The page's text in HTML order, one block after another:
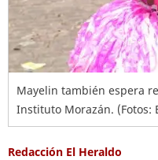
Mayelin también espera
Instituto Morazán. (Fotos:
Redacción El Heraldo